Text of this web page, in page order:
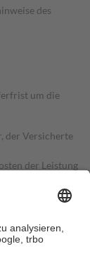
des
um die
der Versicherte
der Leistung